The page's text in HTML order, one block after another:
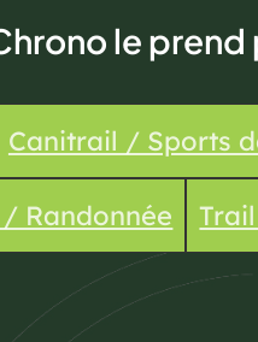
le prend
Canitrail / Sports
Randonnée